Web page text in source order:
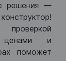
решения —
ценами и
поможет